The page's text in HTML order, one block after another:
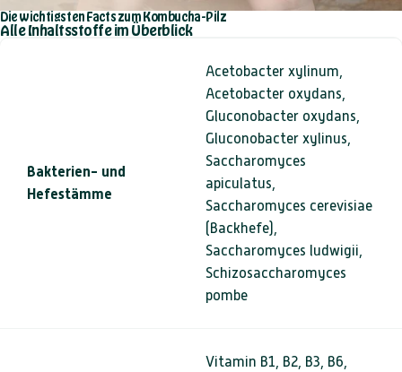
Die wichtigsten Facts zumKombucha-Pilz
Alle Inhaltsstoffe im Überblick
Bakterien- und
Hefestämme
Acetobacter xylinum,
Acetobacter oxydans,
Gluconobacter oxydans,
Gluconobacter xylinus,
Saccharomyces
apiculatus,
Saccharomyces cerevisiae
(Backhefe),
Saccharomyces ludwigii,
Schizosaccharomyces
pombe
Vitamin B1, B2, B3, B6,